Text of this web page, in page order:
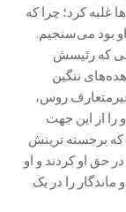
غلبه کرد؛ چرا که
او بود می‌سنجیم.
که رئیسش
ننگین
روس،
از این جهت
که برجسته ترینش
حق او کردند و او
را در یک